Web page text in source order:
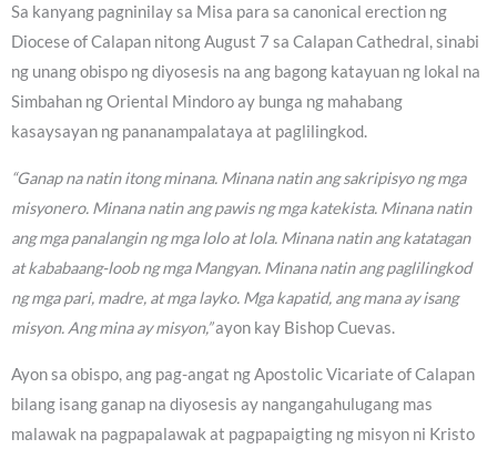
Sa kanyang pagninilay sa Misa para sa canonical erection ng
Diocese of Calapan nitong August 7 sa Calapan Cathedral, sinabi
ng unang obispo ng diyosesis na ang bagong katayuan ng lokal na
Simbahan ng Oriental Mindoro ay bunga ng mahabang
kasaysayan ng pananampalataya at paglilingkod.
“Ganap na natin itong minana. Minana natin ang sakripisyo ng mga
misyonero. Minana natin ang pawis ng mga katekista. Minana natin
ang mga panalangin ng mga lolo at lola. Minana natin ang katatagan
at kababaang-loob ng mga Mangyan. Minana natin ang paglilingkod
ng mga pari, madre, at mga layko. Mga kapatid, ang mana ay isang
misyon. Ang mina ay misyon,”ayon kay Bishop Cuevas.
Ayon sa obispo, ang pag-angat ng Apostolic Vicariate of Calapan
bilang isang ganap na diyosesis ay nangangahulugang mas
malawak na pagpapalawak at pagpapaigting ng misyon ni Kristo